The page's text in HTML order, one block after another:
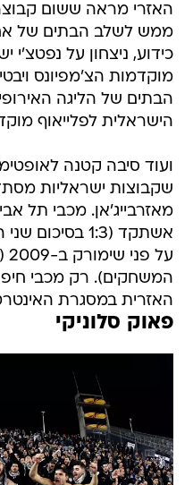
האזרי מראה ששום
ממש לשלב הבתים של
כידוע, ניצחון על נפטצ'י
מוקדמות הצ'מפיונס
הבתים של הליגה
הישראלית לפלייאוף
ועוד סיבה קטנה
שקבוצות ישראליות
מאזרבייג'אן. מכבי תל
אשתקד (1:3
המשחקים). רק מכבי
האזרית במסגרת
פאוק סלוניקי